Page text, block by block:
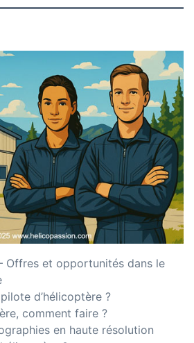
Offres et opportunités dans le
d’hélicoptère ?
comment faire ?
en haute résolution